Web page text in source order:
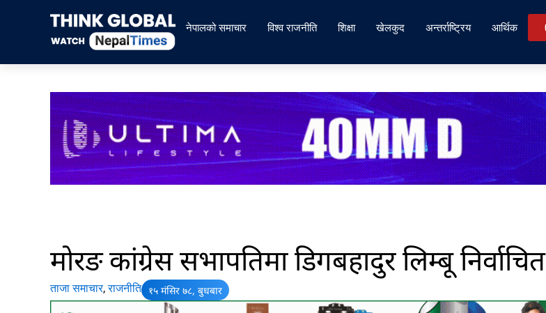
नेपालको समाचार विश्व राजनीति शिक्षा खेलकुद अन्तर्राष्ट्रिय आर्थिक
मोरङ कांग्रेस सभापतिमा डिगबहादुर लिम्बू निर्वाचित
ताजा समाचार,राजनीति १५ मंसिर ७८, बुधबार